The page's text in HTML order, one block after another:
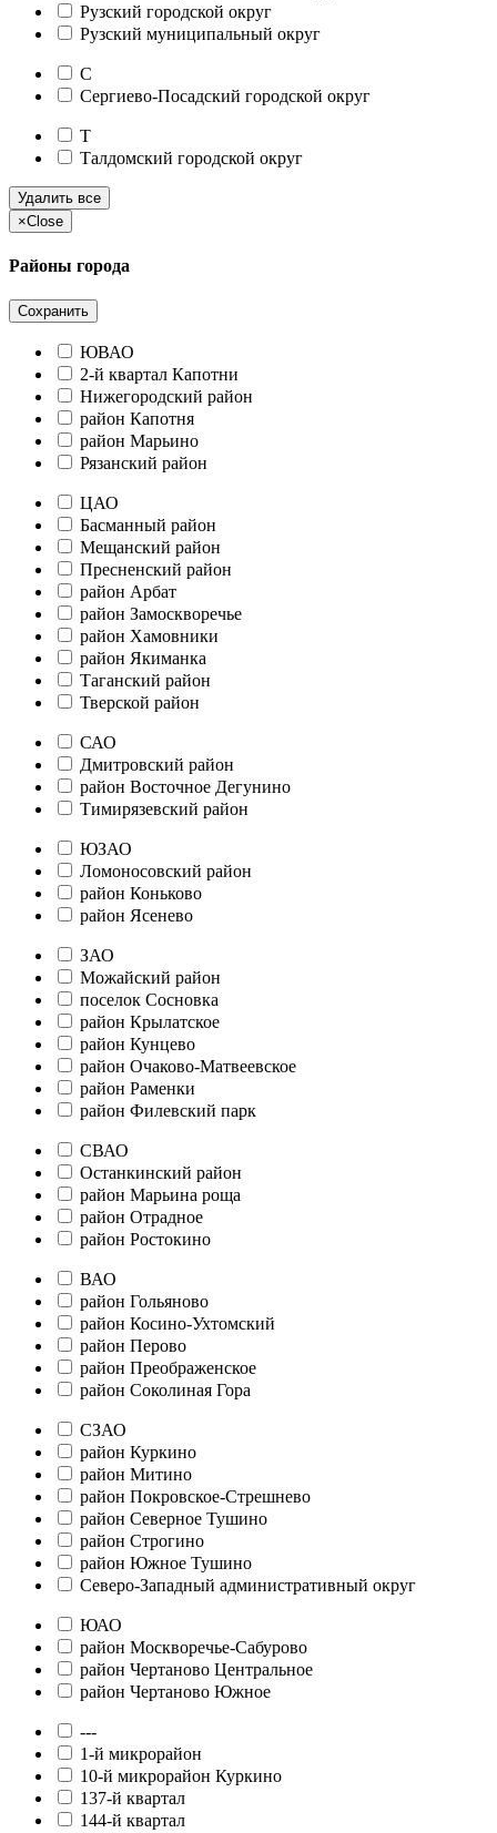
Рузский городской округ
Рузский муниципальный округ
С
Сергиево-Посадский городской округ
Т
Талдомский городской округ
Удалить все
×Close
Районы города
Сохранить
ЮВАО
2-й квартал Капотни
Нижегородский район
район Капотня
район Марьино
Рязанский район
ЦАО
Басманный район
Мещанский район
Пресненский район
район Арбат
район Замоскворечье
район Хамовники
район Якиманка
Таганский район
Тверской район
САО
Дмитровский район
район Восточное Дегунино
Тимирязевский район
ЮЗАО
Ломоносовский район
район Коньково
район Ясенево
ЗАО
Можайский район
поселок Сосновка
район Крылатское
район Кунцево
район Очаково-Матвеевское
район Раменки
район Филевский парк
СВАО
Останкинский район
район Марьина роща
район Отрадное
район Ростокино
ВАО
район Гольяново
район Косино-Ухтомский
район Перово
район Преображенское
район Соколиная Гора
СЗАО
район Куркино
район Митино
район Покровское-Стрешнево
район Северное Тушино
район Строгино
район Южное Тушино
Северо-Западный административный округ
ЮАО
район Москворечье-Сабурово
район Чертаново Центральное
район Чертаново Южное
---
1-й микрорайон
10-й микрорайон Куркино
137-й квартал
144-й квартал